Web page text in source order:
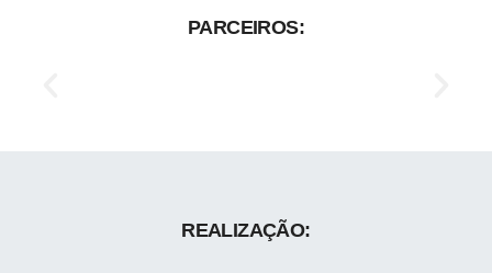
PARCEIROS:
REALIZAÇÃO: